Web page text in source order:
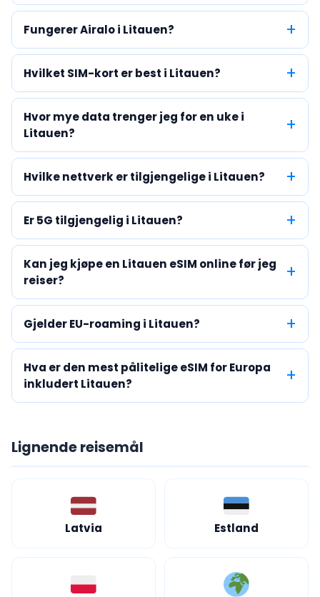
Fungerer Airalo i Litauen?
Hvilket SIM-kort er best i Litauen?
Hvor mye data trenger jeg for en uke i
Litauen?
Hvilke nettverk er tilgjengelige i Litauen?
Er 5G tilgjengelig i Litauen?
Kan jeg kjøpe en Litauen eSIM online før jeg
reiser?
Gjelder EU-roaming i Litauen?
Hva er den mest pålitelige eSIM for Europa
inkludert Litauen?
Lignende reisemål
Latvia Estland